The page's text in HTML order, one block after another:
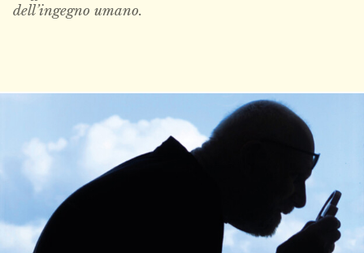
dell’ingegno umano.